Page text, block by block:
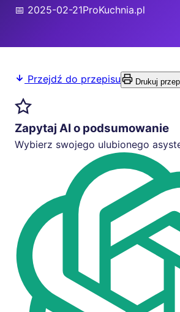
📅 2025-02-21ProKuchnia.pl
Przejdź do przepisu Drukuj
Zapytaj AI o podsumowanie
Wybierz swojego ulubionego